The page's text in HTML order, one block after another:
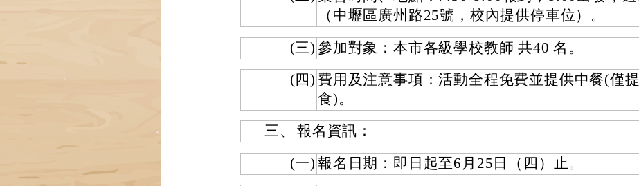
（中壢區廣州路25號，校內提供停車位）。
(三) 參加對象：本市各級學校教師 共40 名。
(四) 費用及注意事項：活動全程免費並提供中餐(僅
食)。
三、
報名資訊：
(一) 報名日期：即日起至6月25日（四）止。